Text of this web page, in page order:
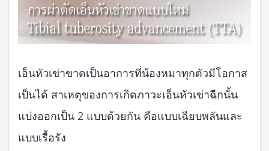
เอ็นหัวเข่าขาดเป็นอาการที่น้องหมาทุกตัวมีโอกาส
เป็นได้ สาเหตุของการเกิดภาวะเอ็นหัวเข่าฉีกนั้น
แบ่งออกเป็น 2 แบบด้วยกัน คือแบบเฉียบพลันและ
แบบเรื้อรัง